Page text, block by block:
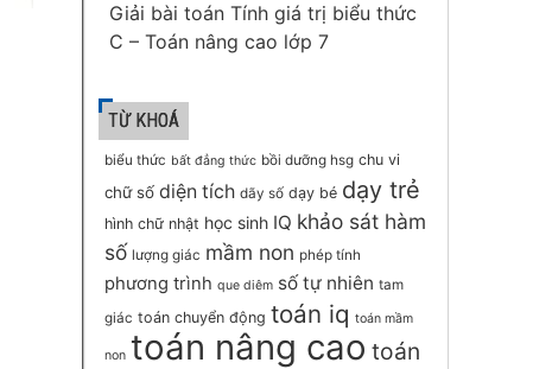
Giải bài toán Tính giá trị biểu thức
C – Toán nâng cao lớp 7
TỪ KHOÁ
biểu thức bất đẳng thức bồi dưỡng hsg chu vi
chữ số diện tích dãy số dạy bé dạy trẻ
hình chữ nhật học sinh IQ khảo sát hàm
số lượng giác mầm non phép tính
phương trình que diêm số tự nhiên tam
giác toán chuyển động toán iq toán mầm
non toán nâng cao toán